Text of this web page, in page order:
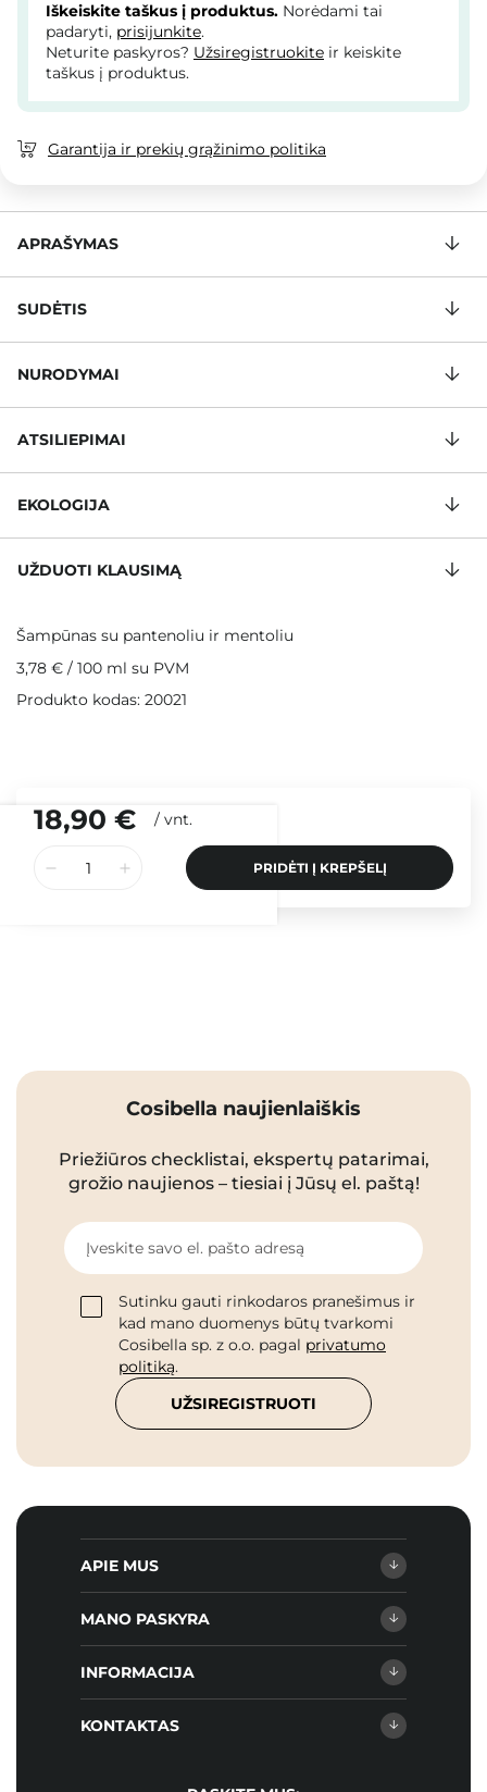
18,90 € / vnt.
PRIDĖTI Į KREPŠELĮ
Iškeiskite taškus į produktus. Norėdami tai
padaryti, prisijunkite.
Neturite paskyros? Užsiregistruokite ir keiskite
taškus į produktus.
Garantija ir prekių grąžinimo politika
APRAŠYMAS
SUDĖTIS
NURODYMAI
ATSILIEPIMAI
EKOLOGIJA
UŽDUOTI KLAUSIMĄ
Šampūnas su pantenoliu ir mentoliu
3,78 € / 100 ml su PVM
Produkto kodas: 20021
Cosibella naujienlaiškis
Priežiūros checklistai, ekspertų patarimai,
grožio naujienos – tiesiai į Jūsų el. paštą!
Įveskite savo el. pašto adresą
Sutinku gauti rinkodaros pranešimus ir
kad mano duomenys būtų tvarkomi
Cosibella sp. z o.o. pagal privatumo
politiką.
UŽSIREGISTRUOTI
APIE MUS
MANO PASKYRA
INFORMACIJA
KONTAKTAS